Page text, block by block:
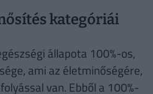
kategóriái
állapota 100%-os,
ami az életminőségére,
van. Ebből a 100%-